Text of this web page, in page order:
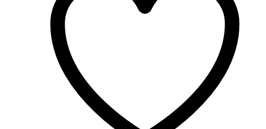
можно